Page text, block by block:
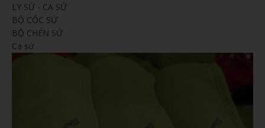
LY SỨ - CA SỨ
BỘ CỐC SỨ
BỘ CHÉN SỨ
Ca sứ